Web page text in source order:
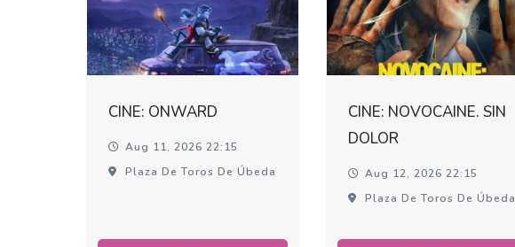
CINE: ONWARD
Aug 11, 2026 22:15
Plaza De Toros De Úbeda
CINE: NOVOCAINE. SIN
DOLOR
Aug 12, 2026 22:15
Plaza De Toros De Úbeda